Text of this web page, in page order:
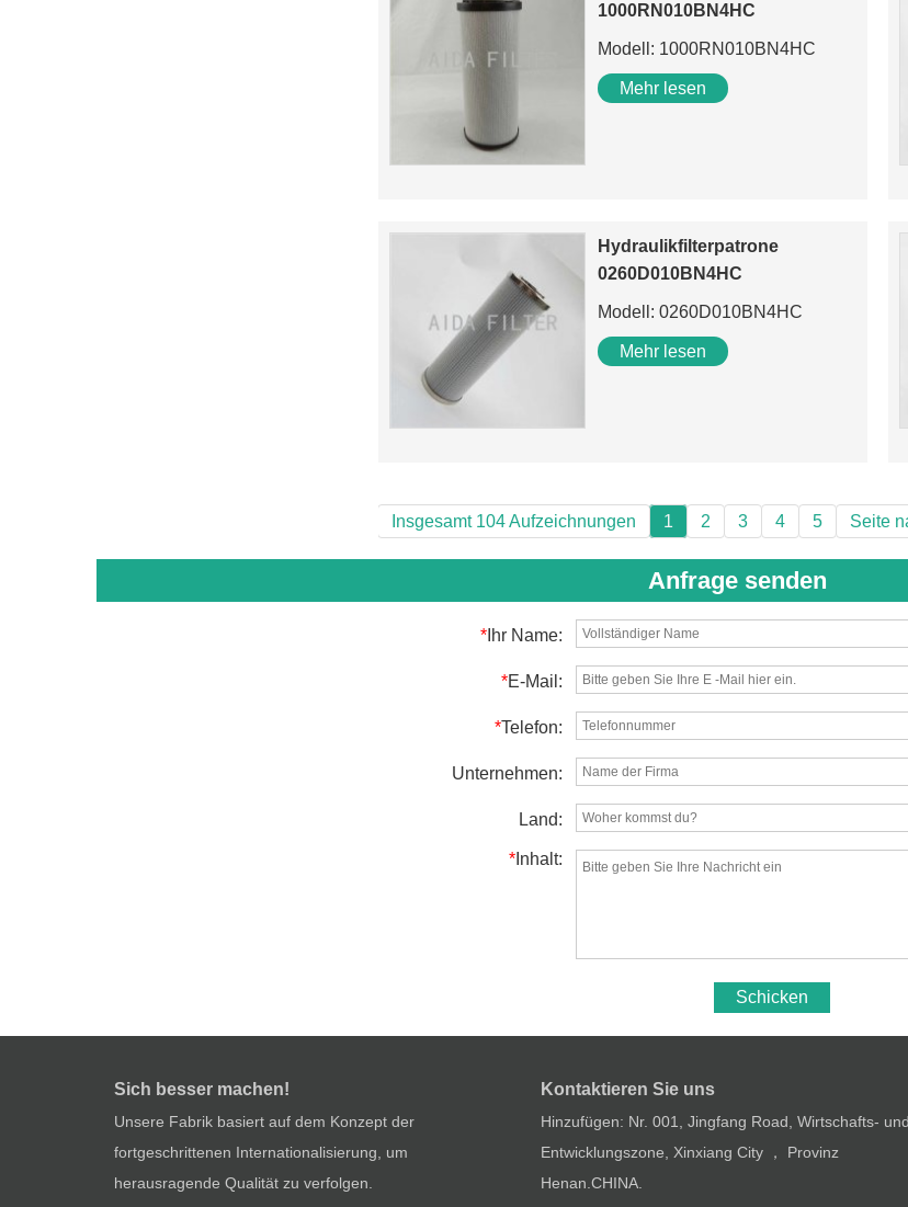
1000RN010BN4HC
Modell: 1000RN010BN4HC
Mehr lesen
Hydraulikfilterpatrone
0260D010BN4HC
Modell: 0260D010BN4HC
Mehr lesen
Insgesamt 104 Aufzeichnungen 1 2 3 4 5 Seite
Anfrage senden
* Ihr Name:
*E-Mail:
*Telefon:
Unternehmen:
Land:
* Inhalt:
Schicken
Sich besser machen!
Unsere Fabrik basiert auf dem Konzept der
fortgeschrittenen Internationalisierung, um
herausragende Qualität zu verfolgen.
Kontaktieren Sie uns
Hinzufügen: Nr. 001, Jingfang Road, Wirtschafts- und
Entwicklungszone, Xinxiang City ， Provinz
Henan.CHINA.